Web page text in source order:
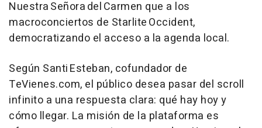
Nuestra Señora del Carmen que a los
macroconciertos de Starlite Occident,
democratizando el acceso a la agenda local.
Según Santi Esteban, cofundador de
TeVienes.com, el público desea pasar del scroll
infinito a una respuesta clara: qué hay hoy y
cómo llegar. La misión de la plataforma es